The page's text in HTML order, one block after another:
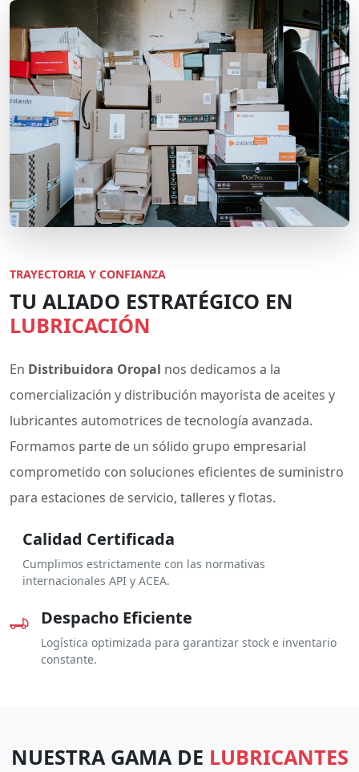
TRAYECTORIA Y CONFIANZA
TU ALIADO ESTRATÉGICO EN
LUBRICACIÓN
En Distribuidora Oropal nos dedicamos a la
comercialización y distribución mayorista de aceites y
lubricantes automotrices de tecnología avanzada.
Formamos parte de un sólido grupo empresarial
comprometido con soluciones eficientes de suministro
para estaciones de servicio, talleres y flotas.
Calidad Certificada
Cumplimos estrictamente con las normativas
internacionales API y ACEA.
Despacho Eficiente
Logística optimizada para garantizar stock e inventario
constante.
NUESTRA GAMA DE LUBRICANTES